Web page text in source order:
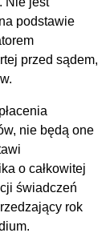
podstawie
przed sądem,
nie będą one
o całkowitej
świadczeń
rok